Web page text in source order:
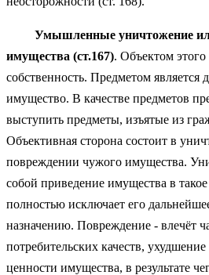
Умышленные уничтожение или
имущества (ст.167). Объектом этого
собственность. Предметом
имущество. В качестве предметов
выступить предметы, изъятые из
Объективная сторона состоит в
повреждении чужого имущества.
собой приведение имущества в такое
полностью исключает его
назначению. Повреждение - влечёт
потребительских качеств,
ценности имущества, в результате